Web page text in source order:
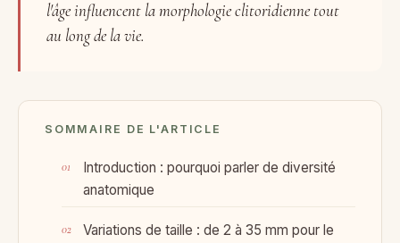
l'âge influencent la morphologie clitoridienne tout
au long de la vie.
SOMMAIRE DE L'ARTICLE
Introduction : pourquoi parler de diversité
anatomique
Variations de taille : de 2 à 35 mm pour le